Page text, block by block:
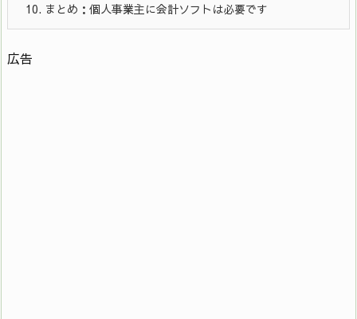
10. まとめ：個人事業主に会計ソフトは必要です
広告